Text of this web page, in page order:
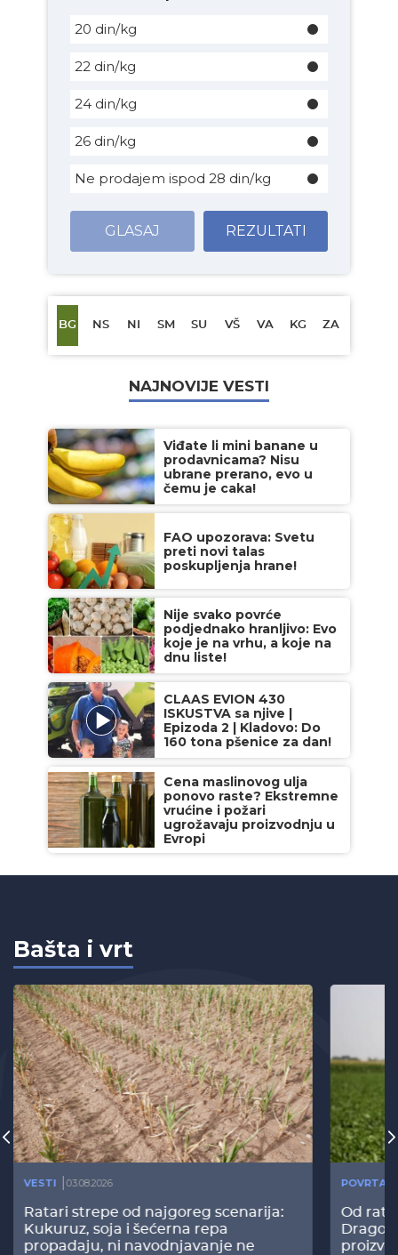
20 din/kg
22 din/kg
24 din/kg
26 din/kg
Ne prodajem ispod 28 din/kg
GLASAJ REZULTATI
BG NS NI SM SU VŠ VA KG ZA
NAJNOVIJE VESTI
Viđate li mini banane u
prodavnicama? Nisu
ubrane prerano, evo u
čemu je caka!
FAO upozorava: Svetu
preti novi talas
poskupljenja hrane!
Nije svako povrće
podjednako hranljivo: Evo
koje je na vrhu, a koje na
dnu liste!
CLAAS EVION 430
ISKUSTVA sa njive |
Epizoda 2 | Kladovo: Do
160 tona pšenice za dan!
Cena maslinovog ulja
ponovo raste? Ekstremne
vrućine i požari
ugrožavaju proizvodnju u
Evropi
Bašta i vrt
VESTI 03.08.2026
Ratari strepe od najgoreg scenarija:
Kukuruz, soja i šećerna repa
propadaju, ni navodnjavanje ne
Od